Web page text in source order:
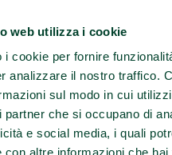
web utilizza i cookie
i cookie per fornire
analizzare il nostro traffico.
sul modo in cui
partner che si occupano di
e social media, i quali
con altre informazioni che hai